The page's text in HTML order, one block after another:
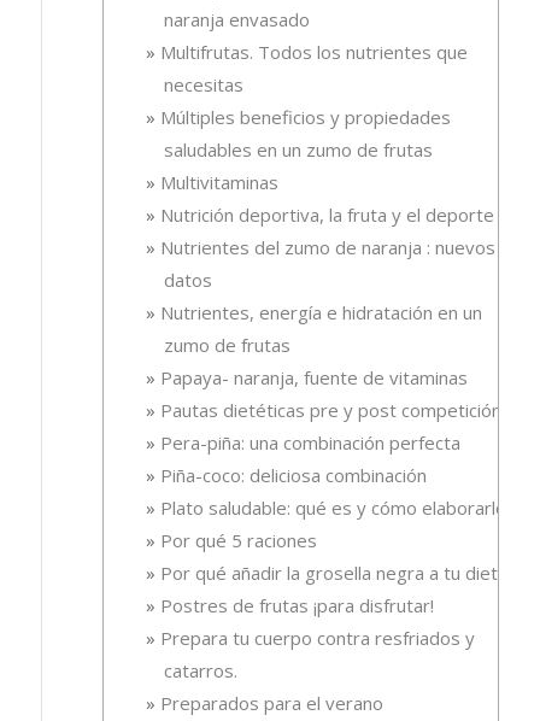
naranja envasado
Multifrutas. Todos los nutrientes que
necesitas
Múltiples beneficios y propiedades
saludables en un zumo de frutas
Multivitaminas
Nutrición deportiva, la fruta y el deporte
Nutrientes del zumo de naranja : nuevos
datos
Nutrientes, energía e hidratación en un
zumo de frutas
Papaya- naranja, fuente de vitaminas
Pautas dietéticas pre y post competición
Pera-piña: una combinación perfecta
Piña-coco: deliciosa combinación
Plato saludable: qué es y cómo elaborarlo
Por qué 5 raciones
Por qué añadir la grosella negra a tu dieta
Postres de frutas ¡para disfrutar!
Prepara tu cuerpo contra resfriados y
catarros.
Preparados para el verano